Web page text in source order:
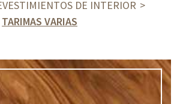
DE INTERIOR
TARIMAS VARIAS